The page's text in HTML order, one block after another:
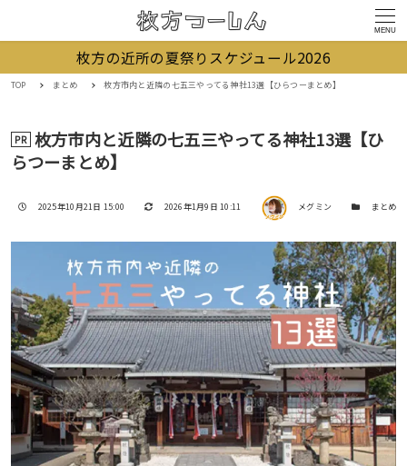
MENU
枚方の近所の夏祭りスケジュール2026
TOP まとめ 枚方市内と近隣の七五三やってる神社13選【ひらつーまとめ】
PR 枚方市内と近隣の七五三やってる神社13選【ひ
らつーまとめ】
投稿日
2025年10月21日 15:00 更新日
2026年1月9日 10:11 著者 メグミン カテゴリー
まとめ